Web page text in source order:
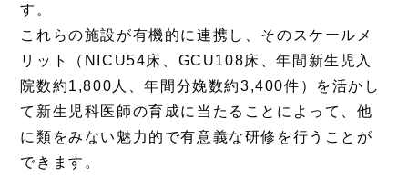
す。
これらの施設が有機的に連携し、そのスケールメ
リット（NICU54床、GCU108床、年間新生児入
院数約1,800人、年間分娩数約3,400件）を活かし
て新生児科医師の育成に当たることによって、他
に類をみない魅力的で有意義な研修を行うことが
できます。